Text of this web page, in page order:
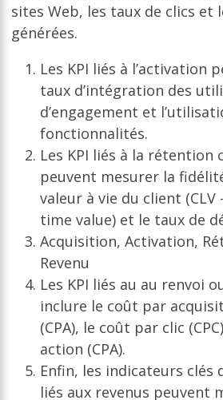
sites Web, les taux de clics et
générées.
Les KPI liés à l’activation
taux d’intégration des
d’engagement et
fonctionnalités.
Les KPI liés à la rétention
peuvent mesurer la
valeur à vie du client
time value) et le taux de
Acquisition, Activation,
Revenu
Les KPI liés au au renvoi
inclure le coût par
(CPA), le coût par clic
action (CPA).
Enfin, les indicateurs clés
liés aux revenus peuvent